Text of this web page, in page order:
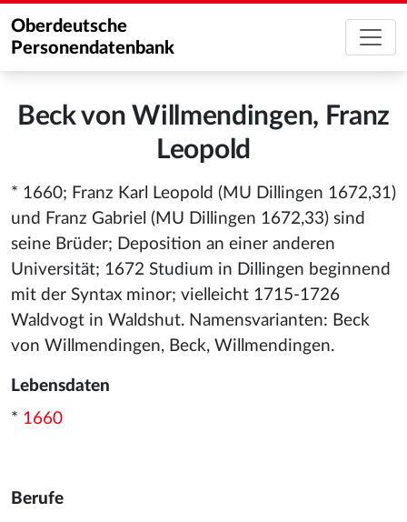
Oberdeutsche
Personendatenbank
Beck von Willmendingen, Franz
Leopold
* 1660; Franz Karl Leopold (MU Dillingen 1672,31)
und Franz Gabriel (MU Dillingen 1672,33) sind
seine Brüder; Deposition an einer anderen
Universität; 1672 Studium in Dillingen beginnend
mit der Syntax minor; vielleicht 1715-1726
Waldvogt in Waldshut. Namensvarianten: Beck
von Willmendingen, Beck, Willmendingen.
Lebensdaten
* 1660
Berufe